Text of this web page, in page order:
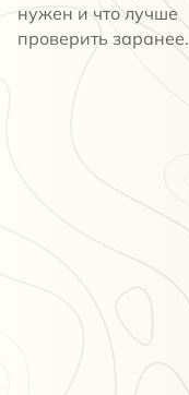
нужен и что лучше
проверить заранее.